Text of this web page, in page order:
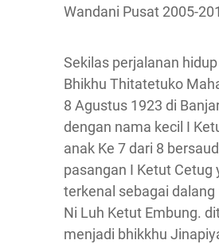
Wandani Pusat 2005-
Sekilas perjalanan
Bhikhu Thitatetuko
8 Agustus 1923 di
dengan nama kecil I
anak Ke 7 dari 8
pasangan I Ketut Cetug
terkenal sebagai dalang
Ni Luh Ketut Embung.
menjadi bhikkhu